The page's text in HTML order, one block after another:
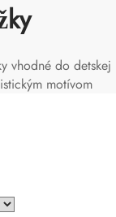
vhodné do detskej
motívom